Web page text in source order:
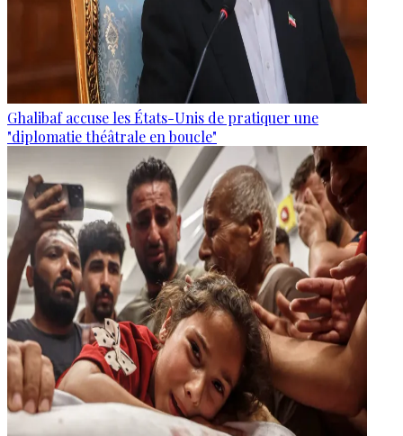
Ghalibaf accuse les États-Unis de pratiquer une
"diplomatie théâtrale en boucle"